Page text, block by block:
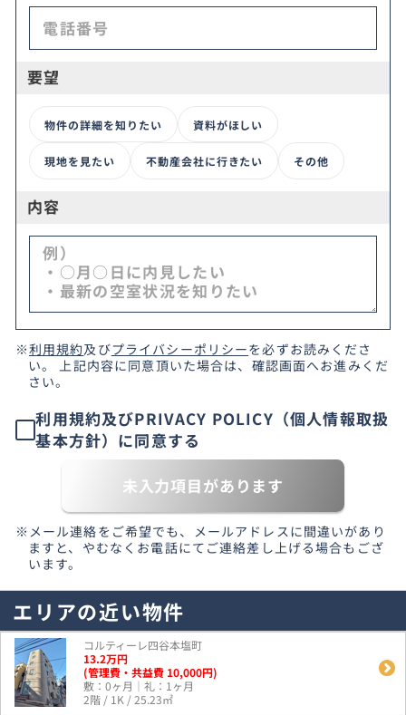
要望
物件の詳細を知りたい 資料がほしい
現地を見たい 不動産会社に行きたい その他
内容
※利用規約及びプライバシーポリシーを必ずお読みくださ
い。 上記内容に同意頂いた場合は、確認画面へお進みくだ
さい。
利用規約及びPRIVACY POLICY（個人情報取扱
基本方針）に同意する
未入力項目があります
※メール連絡をご希望でも、メールアドレスに間違いがあり
ますと、やむなくお電話にてご連絡差し上げる場合もござ
います。
エリアの近い物件
コルティーレ四谷本塩町
13.2万円
(管理費・共益費 10,000円)
敷：0ヶ月｜礼：1ヶ月
2階 / 1K / 25.23㎡